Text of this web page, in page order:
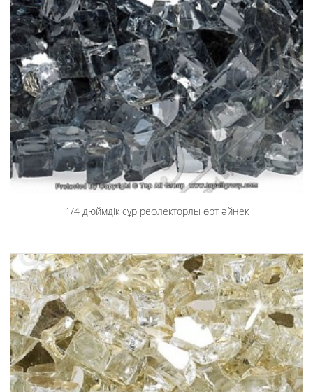
1/4 дюймдік сұр рефлекторлы өрт әйнек